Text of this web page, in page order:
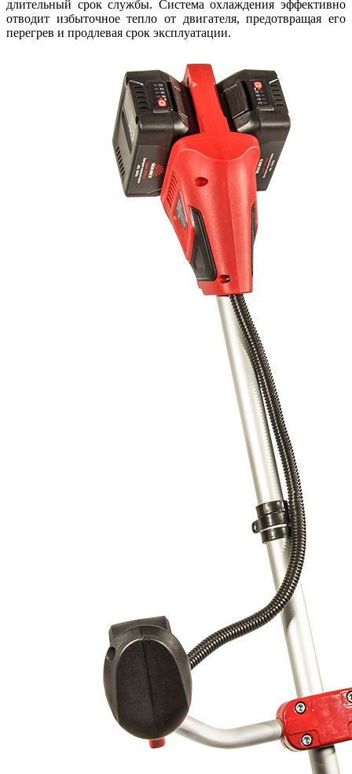
длительный срок службы. Система охлаждения эффективно
отводит избыточное тепло от двигателя, предотвращая его
перегрев и продлевая срок эксплуатации.